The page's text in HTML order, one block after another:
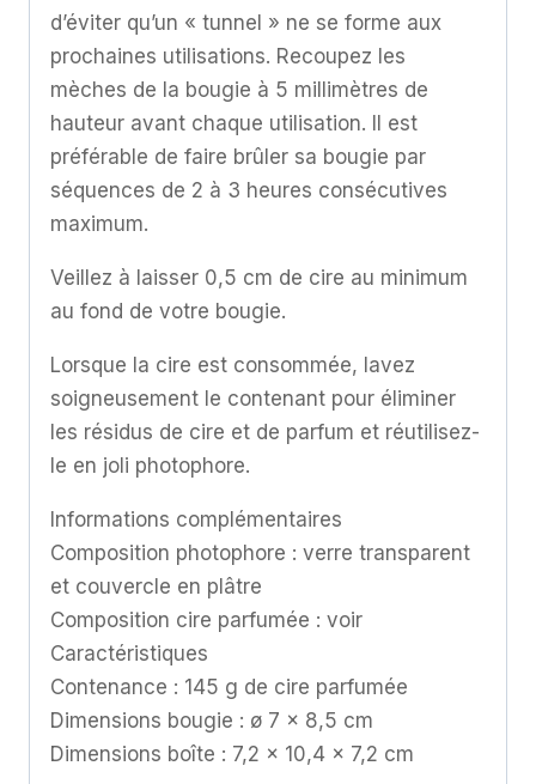
d’éviter qu’un « tunnel » ne se forme aux
prochaines utilisations. Recoupez les
mèches de la bougie à 5 millimètres de
hauteur avant chaque utilisation. Il est
préférable de faire brûler sa bougie par
séquences de 2 à 3 heures consécutives
maximum.
Veillez à laisser 0,5 cm de cire au minimum
au fond de votre bougie.
Lorsque la cire est consommée, lavez
soigneusement le contenant pour éliminer
les résidus de cire et de parfum et réutilisez-
le en joli photophore.
Informations complémentaires
Composition photophore : verre transparent
et couvercle en plâtre
Composition cire parfumée : voir
Caractéristiques
Contenance : 145 g de cire parfumée
Dimensions bougie : ø 7 x 8,5 cm
Dimensions boîte : 7,2 x 10,4 x 7,2 cm